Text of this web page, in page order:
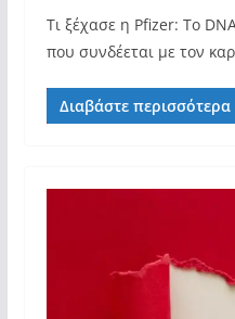
Τι ξέχασε η Pfizer: Το
που συνδέεται με τον
Διαβάστε περισσότερα